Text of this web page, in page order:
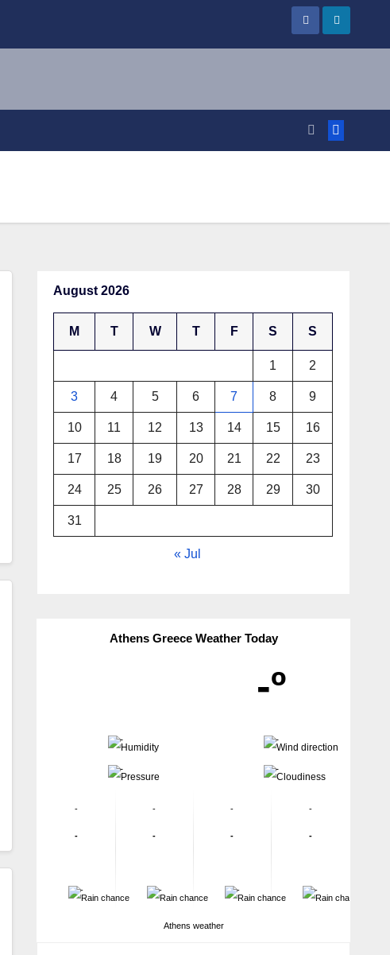
August 2026
M T W T F S S
1 2
3 4 5 6 7 8 9
10 11 12 13 14 15 16
17 18 19 20 21 22 23
24 25 26 27 28 29 30
31
« Jul
Athens Greece Weather Today
-º
- -
- -
-
-
-
-
-
-
-
-
-
-
-
-
Athens weather